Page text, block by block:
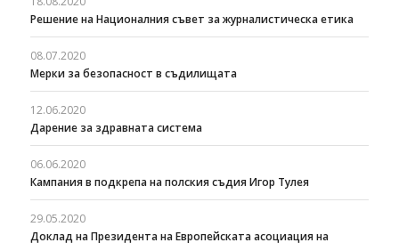
Решение на Националния съвет за журналистическа етика
08.07.2020
Мерки за безопасност в съдилищата
12.06.2020
Дарение за здравната система
06.06.2020
Кампания в подкрепа на полския съдия Игор Тулея
29.05.2020
Доклад на Президента на Европейската асоциация на